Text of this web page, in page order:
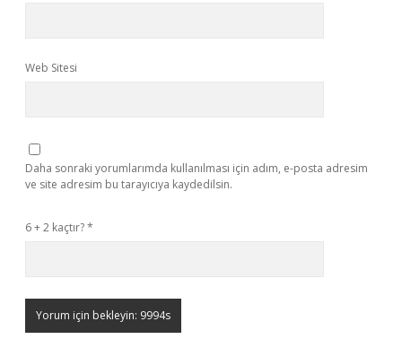
Web Sitesi
Daha sonraki yorumlarımda kullanılması için adım, e-posta adresim
ve site adresim bu tarayıcıya kaydedilsin.
6 + 2 kaçtır?*